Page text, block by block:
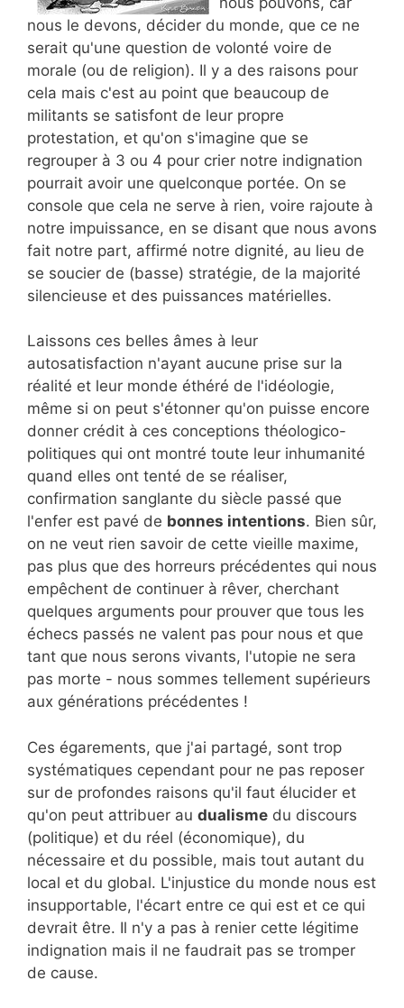
nous le devons, décider du monde, que ce ne
serait qu'une question de volonté voire de
morale (ou de religion). Il y a des raisons pour
cela mais c'est au point que beaucoup de
militants se satisfont de leur propre
protestation, et qu'on s'imagine que se
regrouper à 3 ou 4 pour crier notre indignation
pourrait avoir une quelconque portée. On se
console que cela ne serve à rien, voire rajoute à
notre impuissance, en se disant que nous avons
fait notre part, affirmé notre dignité, au lieu de
se soucier de (basse) stratégie, de la majorité
silencieuse et des puissances matérielles.
Laissons ces belles âmes à leur
autosatisfaction n'ayant aucune prise sur la
réalité et leur monde éthéré de l'idéologie,
même si on peut s'étonner qu'on puisse encore
donner crédit à ces conceptions théologico-
politiques qui ont montré toute leur inhumanité
quand elles ont tenté de se réaliser,
confirmation sanglante du siècle passé que
l'enfer est pavé de bonnes intentions. Bien sûr,
on ne veut rien savoir de cette vieille maxime,
pas plus que des horreurs précédentes qui nous
empêchent de continuer à rêver, cherchant
quelques arguments pour prouver que tous les
échecs passés ne valent pas pour nous et que
tant que nous serons vivants, l'utopie ne sera
pas morte - nous sommes tellement supérieurs
aux générations précédentes !
Ces égarements, que j'ai partagé, sont trop
systématiques cependant pour ne pas reposer
sur de profondes raisons qu'il faut élucider et
qu'on peut attribuer au dualisme du discours
(politique) et du réel (économique), du
nécessaire et du possible, mais tout autant du
local et du global. L'injustice du monde nous est
insupportable, l'écart entre ce qui est et ce qui
devrait être. Il n'y a pas à renier cette légitime
indignation mais il ne faudrait pas se tromper
de cause.